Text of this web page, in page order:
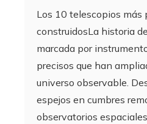
Los 10 telescopios más
construidosLa historia
marcada por
precisos que han
universo observable.
espejos en cumbres
observatorios